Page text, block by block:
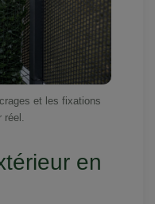
et les fixations
réel.
en